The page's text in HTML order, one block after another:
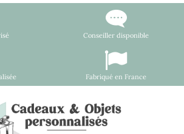
Conseiller disponible
Fabriqué en France